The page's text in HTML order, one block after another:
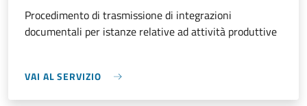
Procedimento di trasmissione di integrazioni
documentali per istanze relative ad attività produttive
VAI AL SERVIZIO